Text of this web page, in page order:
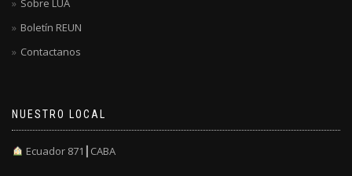
Sobre LUA
Boletín REUN
Contactanos
NUESTRO LOCAL
Ecuador 871┃CABA